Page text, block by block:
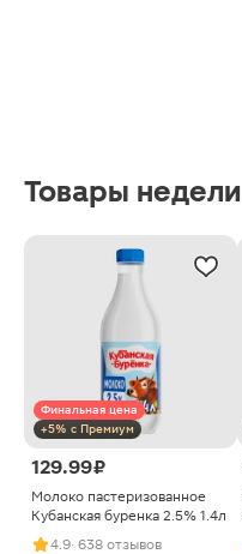
Товары недели
Финальная цена
+5% с Премиум
129.99 ₽
Молоко пастеризованное
Кубанская буренка 2.5% 1.4л
4.9· 638 отзывов